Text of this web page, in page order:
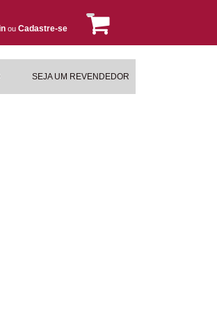
ou Cadastre-se
SEJA UM REVENDEDOR